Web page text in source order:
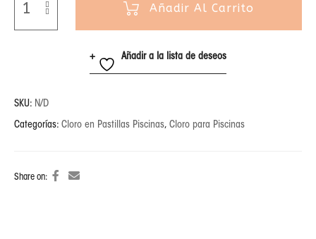
Añadir Al Carrito
Añadir a la lista de deseos
SKU: N/D
Categorías: Cloro en Pastillas Piscinas, Cloro para Piscinas
Share on: